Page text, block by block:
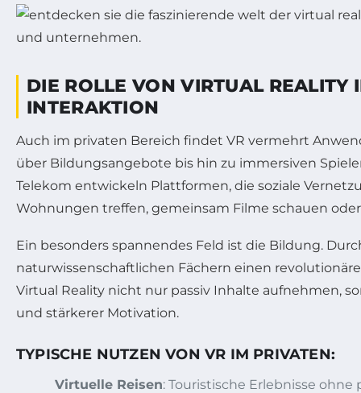
DIE ROLLE VON VIRTUAL REALITY
INTERAKTION
Auch im privaten Bereich findet VR vermehrt
über Bildungsangebote bis hin zu immersiven
Telekom entwickeln Plattformen, die soziale
Wohnungen treffen, gemeinsam Filme schauen
Ein besonders spannendes Feld ist die Bildung.
naturwissenschaftlichen Fächern einen
Virtual Reality nicht nur passiv Inhalte aufnehmen,
und stärkerer Motivation.
TYPISCHE NUTZEN VON VR IM PRIVATEN:
Virtuelle Reisen: Touristische Erlebnisse ohne